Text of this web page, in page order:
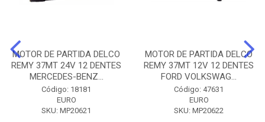
MOTOR DE PARTIDA DELCO
REMY 37MT 24V 12 DENTES
MERCEDES-BENZ...
Código: 18181
EURO
SKU: MP20621
MOTOR DE PARTIDA DELCO
REMY 37MT 12V 12 DENTES
FORD VOLKSWAG...
Código: 47631
EURO
SKU: MP20622